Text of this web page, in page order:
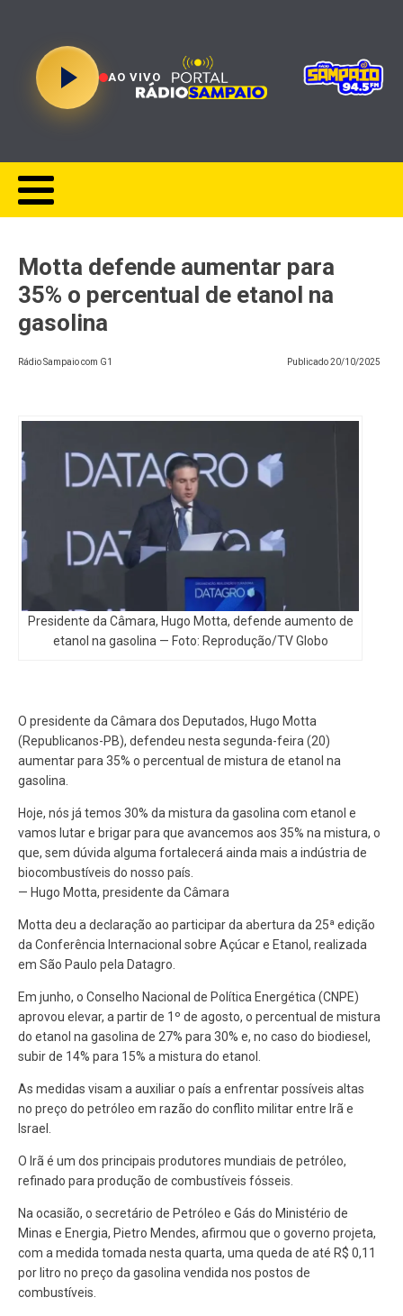
AO VIVO
Motta defende aumentar para
35% o percentual de etanol na
gasolina
Rádio Sampaio com G1 Publicado20/10/2025
Presidente da Câmara, Hugo Motta, defende aumento de
etanol na gasolina — Foto: Reprodução/TV Globo
O presidente da Câmara dos Deputados, Hugo Motta
(Republicanos-PB), defendeu nesta segunda-feira (20)
aumentar para 35% o percentual de mistura de etanol na
gasolina.
Hoje, nós já temos 30% da mistura da gasolina com etanol e
vamos lutar e brigar para que avancemos aos 35% na mistura, o
que, sem dúvida alguma fortalecerá ainda mais a indústria de
biocombustíveis do nosso país.
— Hugo Motta, presidente da Câmara
Motta deu a declaração ao participar da abertura da 25ª edição
da Conferência Internacional sobre Açúcar e Etanol, realizada
em São Paulo pela Datagro.
Em junho, o Conselho Nacional de Política Energética (CNPE)
aprovou elevar, a partir de 1º de agosto, o percentual de mistura
do etanol na gasolina de 27% para 30% e, no caso do biodiesel,
subir de 14% para 15% a mistura do etanol.
As medidas visam a auxiliar o país a enfrentar possíveis altas
no preço do petróleo em razão do conflito militar entre Irã e
Israel.
️O Irã é um dos principais produtores mundiais de petróleo,
refinado para produção de combustíveis fósseis.
Na ocasião, o secretário de Petróleo e Gás do Ministério de
Minas e Energia, Pietro Mendes, afirmou que o governo projeta,
com a medida tomada nesta quarta, uma queda de até R$ 0,11
por litro no preço da gasolina vendida nos postos de
combustíveis.